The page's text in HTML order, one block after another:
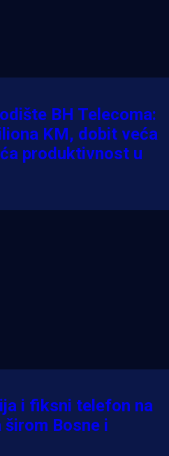
BH Telecoma:
KM, dobit veća
produktivnost u
i fiksni telefon na
Bosne i